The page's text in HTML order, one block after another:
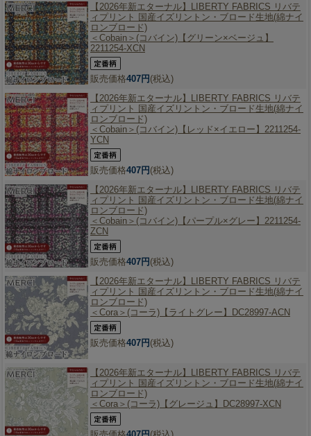
【2026年新エターナル】 LIBERTY FABRICS リバテ
ィプリント 国産イズリントン・ブロード生地(綿ナイ
ロンブロード)
＜Cobain＞(コバイン)【グリーン×ベージュ】
2211254-XCN
販売価格407円(税込)
【2026年新エターナル】 LIBERTY FABRICS リバテ
ィプリント 国産イズリントン・ブロード生地(綿ナイ
ロンブロード)
＜Cobain＞(コバイン)【レッド×イエロー】2211254-
YCN
販売価格407円(税込)
【2026年新エターナル】 LIBERTY FABRICS リバテ
ィプリント 国産イズリントン・ブロード生地(綿ナイ
ロンブロード)
＜Cobain＞(コバイン)【パープル×グレー】2211254-
ZCN
販売価格407円(税込)
【2026年新エターナル】 LIBERTY FABRICS リバテ
ィプリント 国産イズリントン・ブロード生地(綿ナイ
ロンブロード)
＜Cora＞(コーラ)【ライトグレー】DC28997-ACN
販売価格407円(税込)
【2026年新エターナル】 LIBERTY FABRICS リバテ
ィプリント 国産イズリントン・ブロード生地(綿ナイ
ロンブロード)
＜Cora＞(コーラ)【グレージュ】DC28997-XCN